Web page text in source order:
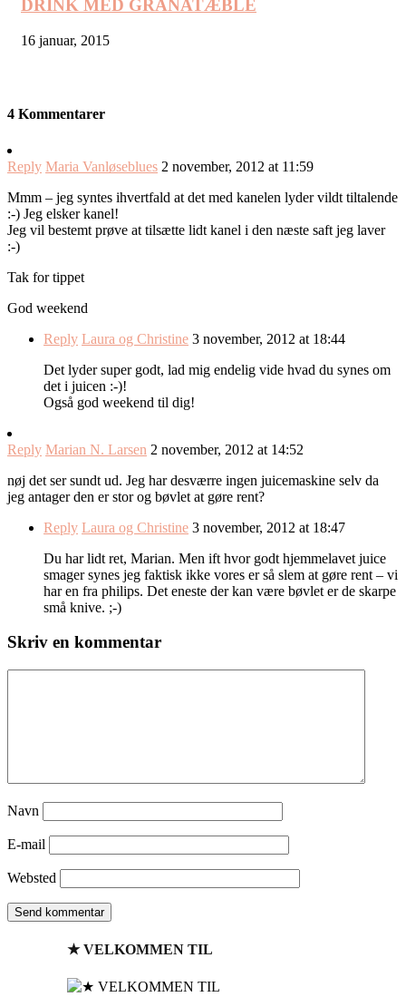
DRINK MED GRANATÆBLE
16 januar, 2015
4 Kommentarer
Reply Maria Vanløseblues 2 november, 2012 at 11:59
Mmm – jeg syntes ihvertfald at det med kanelen lyder vildt tiltalende
:-) Jeg elsker kanel!
Jeg vil bestemt prøve at tilsætte lidt kanel i den næste saft jeg laver
:-)
Tak for tippet
God weekend
Reply Laura og Christine 3 november, 2012 at 18:44
Det lyder super godt, lad mig endelig vide hvad du synes om
det i juicen :-)!
Også god weekend til dig!
Reply Marian N. Larsen 2 november, 2012 at 14:52
nøj det ser sundt ud. Jeg har desværre ingen juicemaskine selv da
jeg antager den er stor og bøvlet at gøre rent?
Reply Laura og Christine 3 november, 2012 at 18:47
Du har lidt ret, Marian. Men ift hvor godt hjemmelavet juice
smager synes jeg faktisk ikke vores er så slem at gøre rent – vi
har en fra philips. Det eneste der kan være bøvlet er de skarpe
små knive. ;-)
Skriv en kommentar
Navn
E-mail
Websted
★ VELKOMMEN TIL